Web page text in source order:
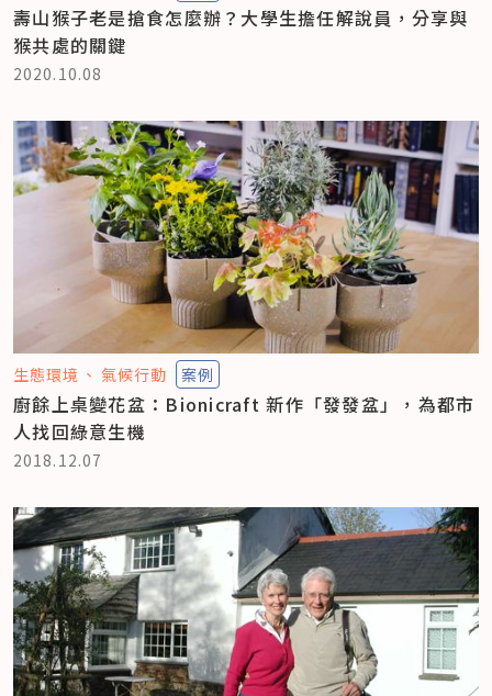
壽山猴子老是搶食怎麼辦？大學生擔任解說員，分享與
猴共處的關鍵
2020.10.08
生態環境 氣候行動 案例
廚餘上桌變花盆：Bionicraft 新作「發發盆」，為都市
人找回綠意生機
2018.12.07